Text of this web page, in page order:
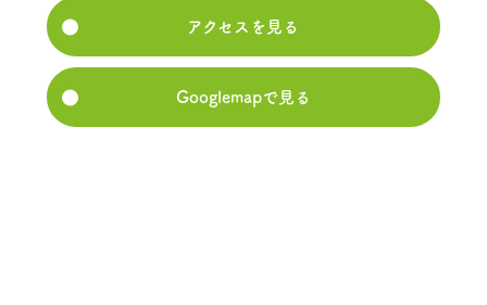
アクセスを見る
Googlemapで見る